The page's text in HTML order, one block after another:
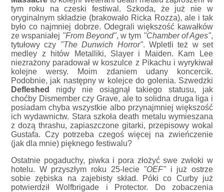
tym roku na czeski festiwal. Szkoda, że już nie w
oryginalnym składzie (brakowało Ricka Rozza), ale i tak
było co najmniej dobrze. Odegrali większość kawałków
ze wspaniałej "From Beyond", w tym "Chamber of Ages",
tytułowy czy "The Dunwich Horror". Wpletli też w set
medley z hitów Metalliki, Slayer i Maiden. Kam Lee
niezrażony paradował w koszulce z Pikachu i wyrykiwał
kolejne wersy. Moim zdaniem udany koncercik.
Podobnie, jak następny w kolejce do golenia. Szwedzki
Defleshed
nigdy nie osiągnął takiego statusu, jak
choćby Dismember czy Grave, ale to solidna druga liga i
posiadam chyba wszystkie albo przynajmniej większość
ich wydawnictw. Stara szkoła death metalu wymieszana
z dozą thrashu, zapiaszczone gitarki, przepisowy wokal
Gustafa. Czy potrzeba czegoś więcej na zwieńczenie
(jak dla mnie) pięknego festiwalu?
Ostatnie pogaduchy, piwka i pora złożyć swe zwłoki w
hotelu. W przyszłym roku 25-lecie "OEF"i już ostrze
sobie zębiska na zajebisty skład. Póki co Curby już
potwierdził Wolfbrigade i Protector. Do zobaczenia